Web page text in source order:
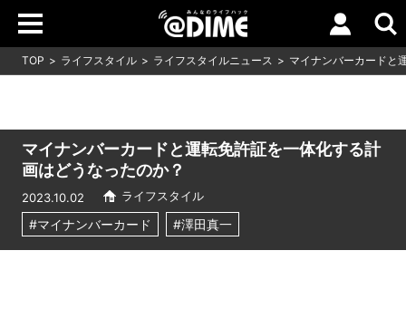
TOP ライフスタイル ライフスタイルニュース マイナンバーカードと
マイナンバーカードと運転免許証を一体化する計
画はどうなったのか？
2023.10.02 ライフスタイル
#マイナンバーカード #澤田真一